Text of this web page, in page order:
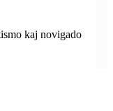
kaj novigado